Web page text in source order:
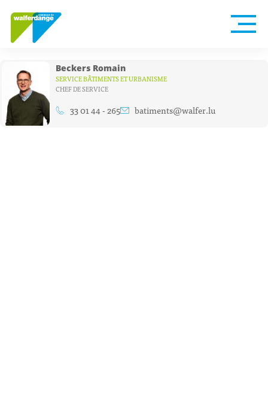
Beckers Romain
SERVICE BÂTIMENTS ET URBANISME
CHEF DE SERVICE
33 01 44 - 265 batiments@walfer.lu